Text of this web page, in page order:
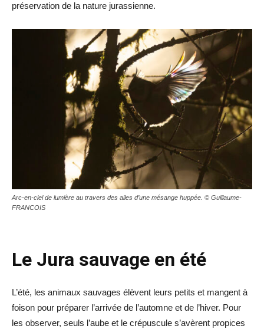
préservation de la nature jurassienne.
Arc-en-ciel de lumière au travers des ailes d’une mésange huppée. © Guillaume-
FRANCOIS
Le Jura sauvage en été
L’été, les animaux sauvages élèvent leurs petits et mangent à
foison pour préparer l’arrivée de l’automne et de l’hiver. Pour
les observer, seuls l’aube et le crépuscule s’avèrent propices